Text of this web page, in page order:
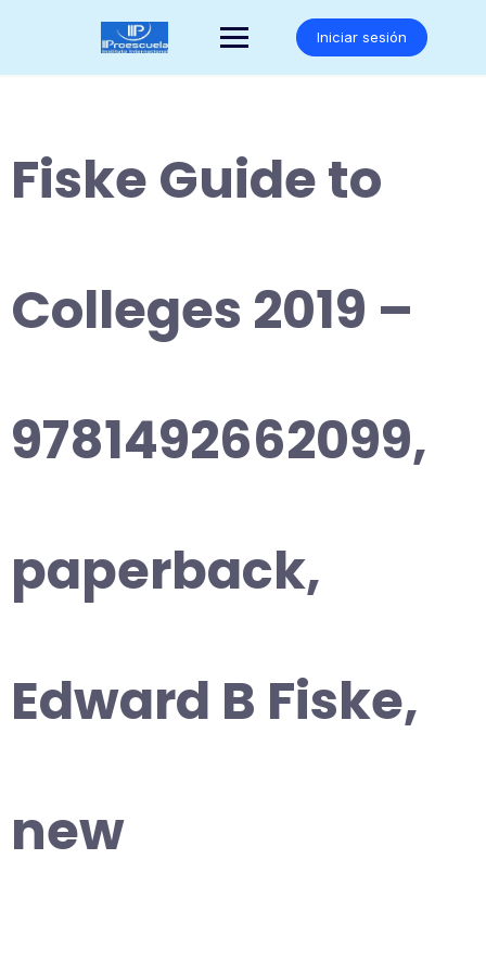
Iniciar sesión
Fiske Guide to
Colleges 2019 –
9781492662099,
paperback,
Edward B Fiske,
new